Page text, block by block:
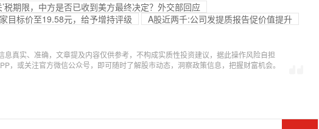
税期限，中方是否已收到美方最终决定？外交部回应
目标价至19.58元，给予增持评级
A股近两千:公司发提质报告促价值提升
息真实、准确，文章提及内容仅供参考，不构成实质性投资建议，据此操作风险自担
，或关注官方微信公众号，即可随时了解股市动态，洞察政策信息，把握财富机会。